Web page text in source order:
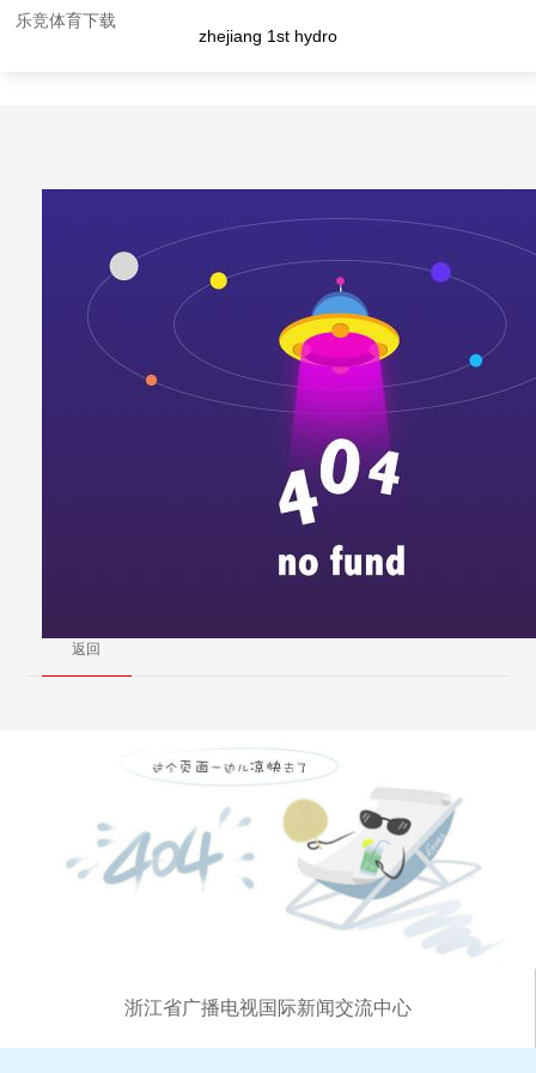
工程展示-乐竞体育下载
乐竞体育下载
zhejiang 1st hydro
返回
浙江省广播电视国际新闻交流中心